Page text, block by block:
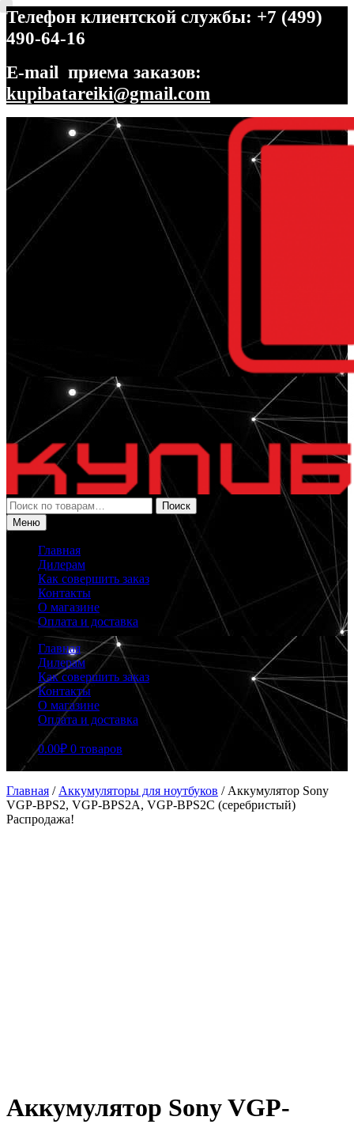
Телефон клиентской службы: +7 (499)
490-64-16
E-mail приема заказов:
kupibatareiki@gmail.com
Перейти
навигации
Перейти
содержимому
Искать:
Поиск
Меню
Главная
Дилерам
Как совершить заказ
Контакты
О магазине
Оплата и доставка
Главная
Дилерам
Как совершить заказ
Контакты
О магазине
Оплата и доставка
0.00₽ 0 товаров
Главная / Аккумуляторы для ноутбуков / Аккумулятор Sony
VGP-BPS2, VGP-BPS2A, VGP-BPS2C (серебристый)
Распродажа!
Аккумулятор Sony VGP-